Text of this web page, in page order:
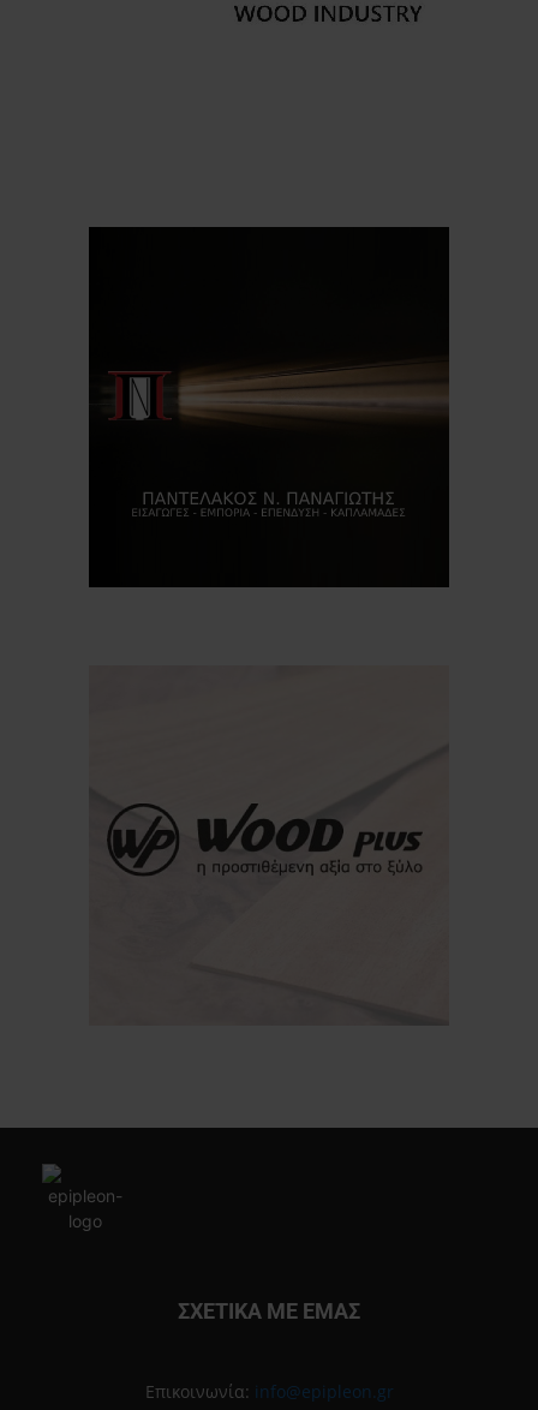
ΣΧΕΤΙΚΑ ΜΕ ΕΜΑΣ
Επικοινωνία: info@epipleon.gr